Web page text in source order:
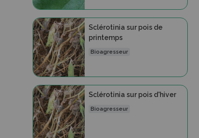
Sclérotinia sur pois de
printemps
Bioagresseur
Sclérotinia sur pois d'hiver
Bioagresseur